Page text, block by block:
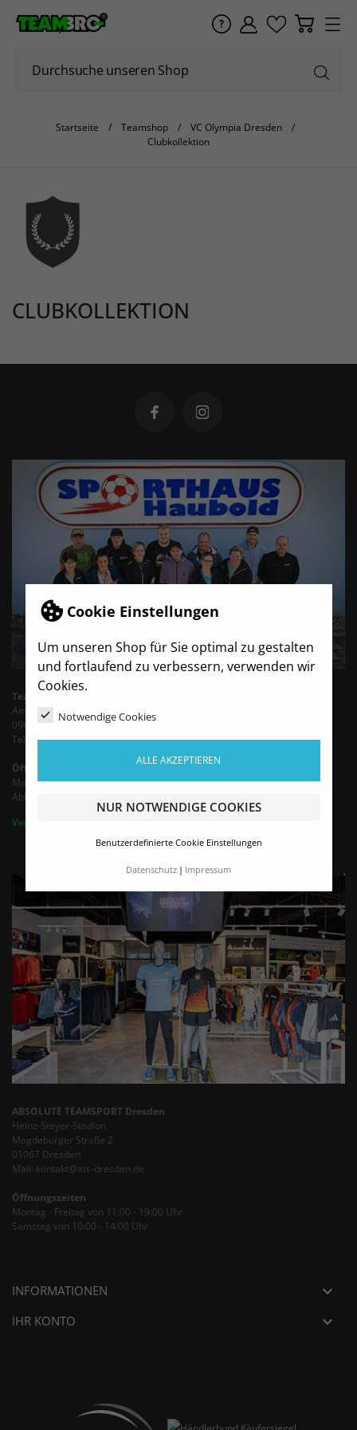
Cookie Einstellungen
Um unseren Shop für Sie optimal zu gestalten
und fortlaufend zu verbessern, verwenden wir
Cookies.
Notwendige Cookies
ALLE AKZEPTIEREN
NUR NOTWENDIGE COOKIES
Benutzerdefinierte Cookie Einstellungen
Datenschutz Impressum
Startseite Teamshop
VC Olympia Dresden
Clubkollektion
CLUBKOLLEKTION
TeamBro - Sporthaus Haubold
Am Wasserturm 6
09603 Siebenlehn
Tel.: +49 35242 - 66683 (Mo-Fr 9-13 Uhr)
Öffnungszeiten
Montag - Freitag von 9:00 - 16:00 Uhr
Abholung / Termine nach Vereinbarung bis 18 Uhr
Vertrag widerrufen
ABSOLUTE TEAMSPORT Dresden
Heinz-Steyer-Stadion
Magdeburger Straße 2
01067 Dresden
Mail: kontakt@ats-dresden.de
Öffnungszeiten
Montag - Freitag von 11:00 - 19:00 Uhr
Samstag von 10:00 - 14:00 Uhr
INFORMATIONEN 
IHR KONTO 